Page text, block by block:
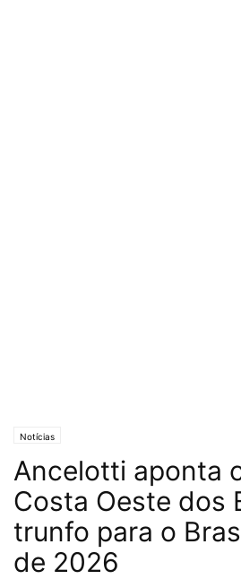
Notícias
Ancelotti aponta
Costa Oeste dos
trunfo para o
de 2026